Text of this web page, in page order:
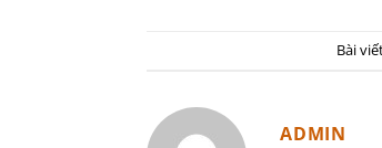
Bài
ADMIN